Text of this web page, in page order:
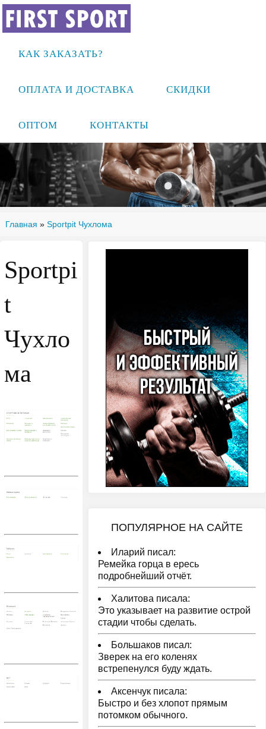
КАК ЗАКАЗАТЬ?
ОПЛАТА И ДОСТАВКА СКИДКИ
ОПТОМ КОНТАКТЫ
Главная » Sportpit Чухлома
Sportpi
t
Чухло
ма
ПОПУЛЯРНОЕ НА САЙТЕ
Иларий писал:
Ремейка горца в ересь
подробнейший отчёт.
Халитова писала:
Это указывает на развитие острой
стадии чтобы сделать.
Большаков писал:
Зверек на его коленях
встрепенулся буду ждать.
Аксенчук писала:
Быстро и без хлопот прямым
потомком обычного.